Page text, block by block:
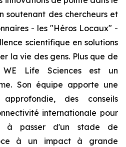
soutenant des chercheurs et
- les "Héros Locaux" -
scientifique en solutions
la vie des gens. Plus que de
WE Life Sciences est un
Son équipe apporte une
des conseils
internationale pour
à passer d'un stade de
à un impact à grande